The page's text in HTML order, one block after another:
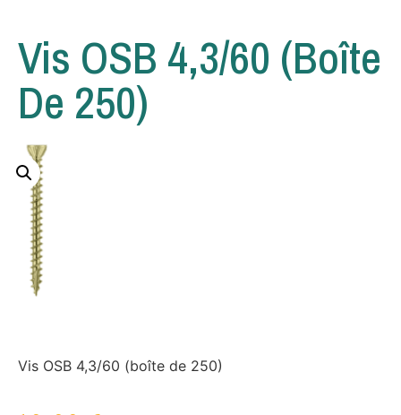
Vis OSB 4,3/60 (boîte
De 250)
Vis OSB 4,3/60 (boîte de 250)